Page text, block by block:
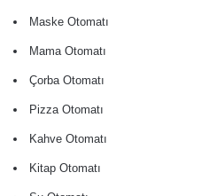
Maske Otomatı
Mama Otomatı
Çorba Otomatı
Pizza Otomatı
Kahve Otomatı
Kitap Otomatı